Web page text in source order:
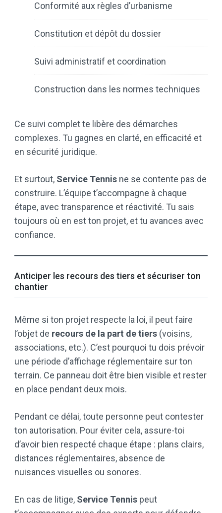
Conformité aux règles d’urbanisme
Constitution et dépôt du dossier
Suivi administratif et coordination
Construction dans les normes techniques
Ce suivi complet te libère des démarches
complexes. Tu gagnes en clarté, en efficacité et
en sécurité juridique.
Et surtout, Service Tennis ne se contente pas de
construire. L’équipe t’accompagne à chaque
étape, avec transparence et réactivité. Tu sais
toujours où en est ton projet, et tu avances avec
confiance.
Anticiper les recours des tiers et sécuriser ton
chantier
Même si ton projet respecte la loi, il peut faire
l’objet de recours de la part de tiers (voisins,
associations, etc.). C’est pourquoi tu dois prévoir
une période d’affichage réglementaire sur ton
terrain. Ce panneau doit être bien visible et rester
en place pendant deux mois.
Pendant ce délai, toute personne peut contester
ton autorisation. Pour éviter cela, assure-toi
d’avoir bien respecté chaque étape : plans clairs,
distances réglementaires, absence de
nuisances visuelles ou sonores.
En cas de litige, Service Tennis peut